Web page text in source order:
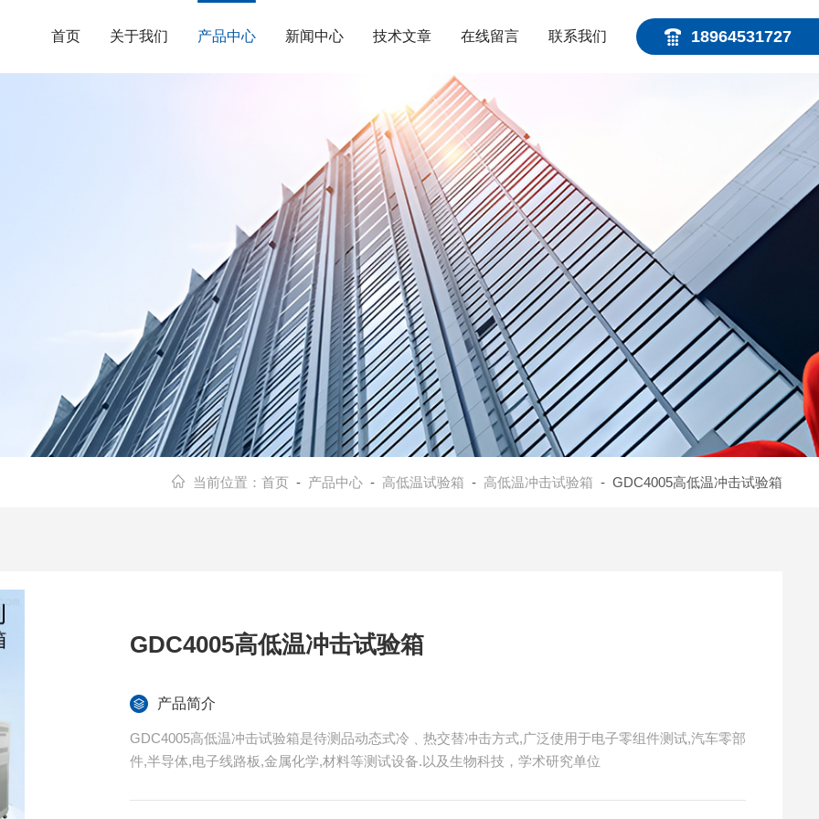
18964531727
首页 关于我们 产品中心 新闻中心 技术文章 在线留言 联系我们
当前位置： 首页 - 产品中心- 高低温试验箱 - 高低温冲击试验箱 - GDC4005高低温冲击试验箱
GDC4005高低温冲击试验箱
产品简介
GDC4005高低温冲击试验箱是待测品动态式冷﹑热交替冲击方式,广泛使用于电子零组件测试,汽车零部
件,半导体,电子线路板,金属化学,材料等测试设备.以及生物科技，学术研究单位